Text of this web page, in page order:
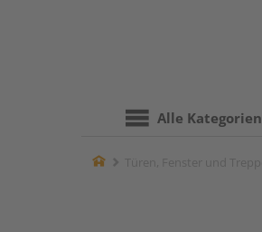
Alle Kategorien
Home